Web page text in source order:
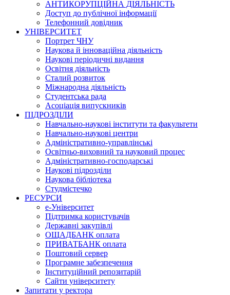
АНТИКОРУПЦІЙНА ДІЯЛЬНІСТЬ
Доступ до публічної інформації
Телефонний довідник
УНІВЕРСИТЕТ
Портрет ЧНУ
Наукова й інноваційна діяльність
Наукові періодичні видання
Освітня діяльність
Сталий розвиток
Міжнародна діяльність
Студентська рада
Асоціація випускників
ПІДРОЗДІЛИ
Навчально-наукові інститути та факультети
Навчально-наукові центри
Адміністративно-управлінські
Освітньо-виховний та науковий процес
Адміністративно-господарські
Наукові підрозділи
Наукова бібліотека
Студмістечко
РЕСУРСИ
е-Університет
Підтримка користувачів
Державні закупівлі
ОЩАДБАНК оплата
ПРИВАТБАНК оплата
Поштовий сервер
Програмне забезпечення
Інституційний репозитарій
Сайти університету
Запитати у ректора